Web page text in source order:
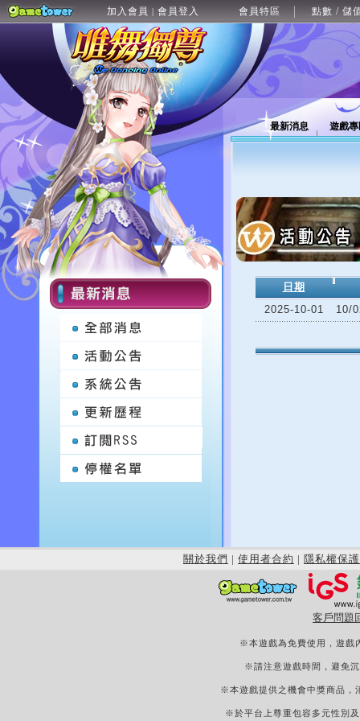
加入會員 | 會員登入 會員特區 點數 / 儲
最新消息 遊戲
日期
2025-10-01
10/
關於我們 | 使用者合約 | 隱私權保護
客戶問題
※本遊戲為免費使用，遊戲
※請注意遊戲時間，避免
※本遊戲提供之機會中獎商品，
※於平台上尊重包容多元性別